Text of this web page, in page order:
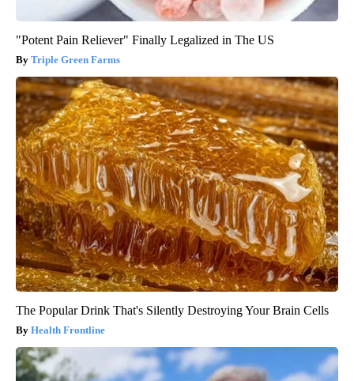
"Potent Pain Reliever" Finally Legalized in The US
Triple Green Farms
The Popular Drink That's Silently Destroying Your Brain Cells
Health Frontline